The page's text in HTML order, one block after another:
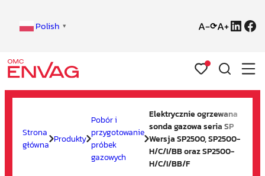
Przejdź
Polish ▼ ⟳
Strona
główna Produkty
Pobór i
przygotowanie
próbek
gazowych
Elektrycznie ogrzewana
sonda gazowa seria SP
Wersja SP2500, SP2500-
H/C/I/BB oraz SP2500-
H/C/I/BB/F